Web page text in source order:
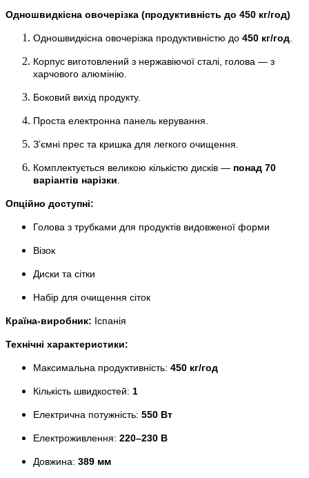
Одношвидкісна овочерізка (продуктивність до 450 кг/год)
Одношвидкісна овочерізка продуктивністю до 450 кг/год
Корпус виготовлений з нержавіючої сталі, голова — з
харчового алюмінію.
Боковий вихід продукту.
Проста електронна панель керування.
З’ємні прес та кришка для легкого очищення.
Комплектується великою кількістю дисків — понад 70
варіантів нарізки
Опційно доступні:
Голова з трубками для продуктів видовженої форми
Візок
Диски та сітки
Набір для очищення сіток
Країна-виробник: Іспанія
Технічні характеристики:
Максимальна продуктивність: 450 кг/год
Кількість швидкостей: 1
Електрична потужність: 550 Вт
Електроживлення: 220–230 В
Довжина: 389 мм